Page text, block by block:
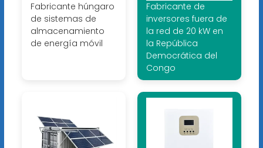
Fabricante húngaro
de sistemas de
almacenamiento
de energía móvil
Fabricante de
inversores fuera de
la red de 20 kW en
la República
Democrática del
Congo